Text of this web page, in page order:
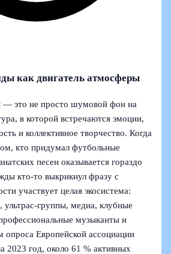
как двигатель атмосферы
— это не просто шумовой фон на
в которой встречаются эмоции,
и коллективное творчество. Когда
кто придумал футбольные
песен оказывается гораздо
кто‑то выкрикнул фразу с
участвует целая экосистема:
ультрас-группы, медиа, клубные
музыканты и
Европейской ассоциации
2023 год, около 61 % активных